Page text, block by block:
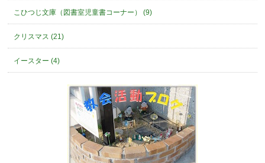
こひつじ文庫（図書室児童書コーナー） (9)
クリスマス (21)
イースター (4)